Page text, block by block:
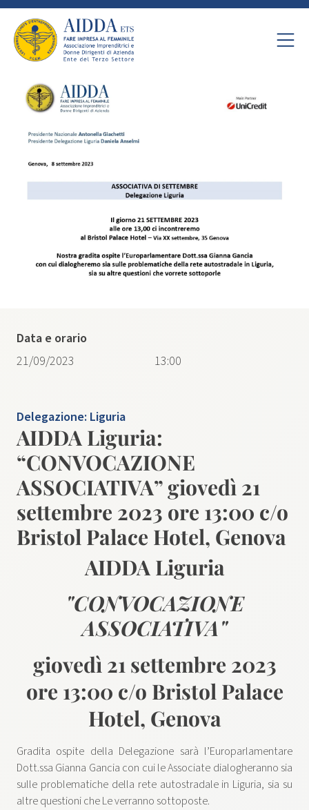
Delegazione: Liguria
AIDDA Liguria:
“CONVOCAZIONE
ASSOCIATIVA” giovedì 21
settembre 2023 ore 13:00 c/o
Bristol Palace Hotel, Genova
AIDDA Liguria
"CONVOCAZIONE
ASSOCIATIVA"
giovedì 21 settembre 2023
ore 13:00 c/o Bristol Palace
Hotel, Genova
Gradita ospite della Delegazione sarà l’Europarlamentare
Dott.ssa Gianna Gancia con cui le Associate dialogheranno sia
sulle problematiche della rete autostradale in Liguria, sia su
altre questioni che Le verranno sottoposte.
Data e orario
21/09/2023
13:00